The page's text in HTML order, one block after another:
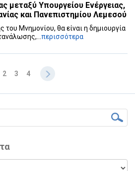
μεταξύ Υπουργείου Ενέργειας,
και Πανεπιστημίου Λεμεσού
Μνημονίου, θα είναι η δημιουργία
περισσότερα
2 3 4